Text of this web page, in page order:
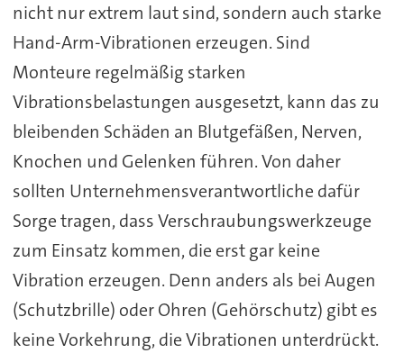
nicht nur extrem laut sind, sondern auch starke
Hand-Arm-Vibrationen erzeugen. Sind
Monteure regelmäßig starken
Vibrationsbelastungen ausgesetzt, kann das zu
bleibenden Schäden an Blutgefäßen, Nerven,
Knochen und Gelenken führen. Von daher
sollten Unternehmensverantwortliche dafür
Sorge tragen, dass Verschraubungswerkzeuge
zum Einsatz kommen, die erst gar keine
Vibration erzeugen. Denn anders als bei Augen
(Schutzbrille) oder Ohren (Gehörschutz) gibt es
keine Vorkehrung, die Vibrationen unterdrückt.